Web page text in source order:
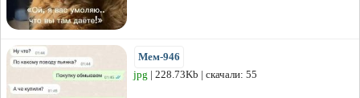
Мем-946
jpg | 228.73Kb | скачали: 55